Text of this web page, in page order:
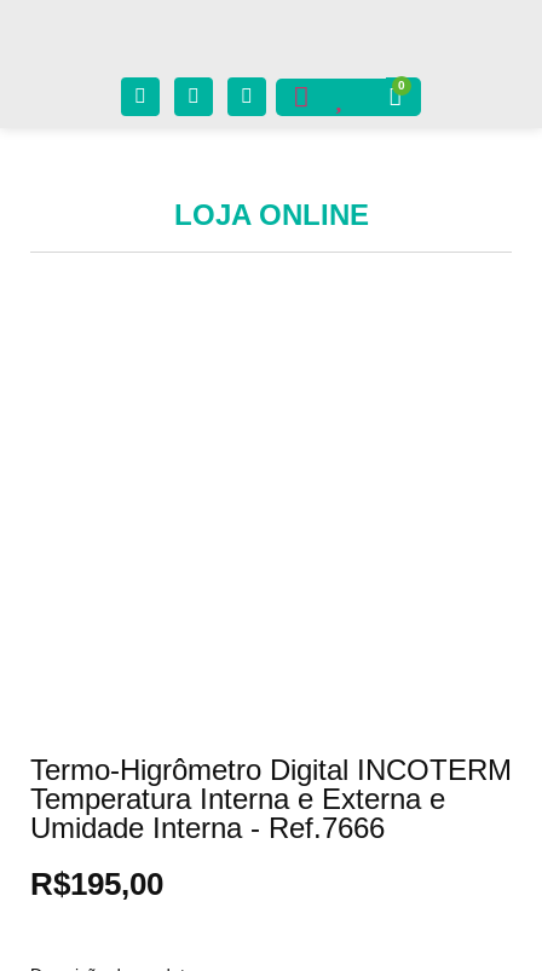
LOJA ONLINE
Termo-Higrômetro Digital INCOTERM
Temperatura Interna e Externa e
Umidade Interna - Ref.7666
R$195,00